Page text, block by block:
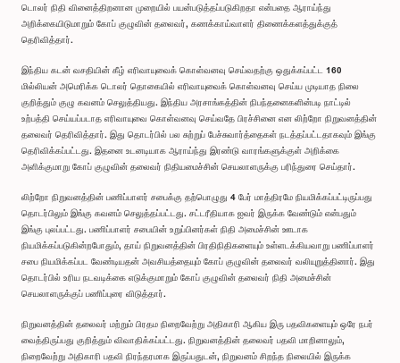
டொலர் நிதி வினைத்திறனான முறையில் பயன்படுத்தப்படுகிறதா என்பதை ஆராய்ந்து
அறிக்கையிடுமாறும் கோப் குழுவின் தலைவர், கணக்காய்வாளர் திணைக்களத்துக்குத்
தெரிவித்தார்.
இந்திய கடன் வசதியின் கீழ் எரிவாயுவைக் கொள்வனவு செய்வதற்கு ஒதுக்கப்பட்ட 160
மில்லியன் அமெரிக்க டொலர் தொகையில் எரிவாயுவைக் கொள்வனவு செய்ய முடியாத நிலை
குறித்தும் குழு கவனம் செலுத்தியது. இந்திய அரசாங்கத்தின் நிபந்தனைகளின்படி நாட்டில்
உற்பத்தி செய்யப்படாத எரிவாயுவை கொள்வனவு செய்வதே பிரச்சினை என லிற்றோ நிறுவனத்தின்
தலைவர் தெரிவித்தார். இது தொடர்பில் பல சுற்றுப் பேச்சுவார்த்தைகள் நடத்தப்பட்டதாகவும் இங்கு
தெரிவிக்கப்பட்டது. இதனை உடனடியாக ஆராய்ந்து இரண்டு வாரங்களுக்குள் அறிக்கை
அளிக்குமாறு கோப் குழுவின் தலைவர் நிதியமைச்சின் செயலாளருக்கு பரிந்துரை செய்தார்.
லிற்றோ நிறுவனத்தின் பணிப்பாளர் சபைக்கு தற்பொழுது 4 பேர் மாத்திரமே நியமிக்கப்பட்டிருப்பது
தொடர்பிலும் இங்கு கவனம் செலுத்தப்பட்டது. சட்டரீதியாக ஐவர் இருக்க வேண்டும் என்பதும்
இங்கு புலப்பட்டது. பணிப்பாளர் சபையின் உறுப்பினர்கள் நிதி அமைச்சின் ஊடாக
நியமிக்கப்படுகின்றபோதும், தாய் நிறுவனத்தின் பிரதிநிதிகளையும் உள்ளடக்கியவாறு பணிப்பாளர்
சபை நியமிக்கப்பட வேண்டியதன் அவசியத்தையும் கோப் குழுவின் தலைவர் வலியுறுத்தினார். இது
தொடர்பில் உரிய நடவடிக்கை எடுக்குமாறும் கோப் குழுவின் தலைவர் நிதி அமைச்சின்
செயலாளருக்குப் பணிப்புரை விடுத்தார்.
நிறுவனத்தின் தலைவர் மற்றும் பிரதம நிறைவேற்று அதிகாரி ஆகிய இரு பதவிகளையும் ஒரே நபர்
வைத்திருப்பது குறித்தும் விவாதிக்கப்பட்டது. நிறுவனத்தின் தலைவர் பதவி மாறினாலும்,
நிறைவேற்று அதிகாரி பதவி நிரந்தரமாக இருப்பதுடன், நிறுவனம் சிறந்த நிலையில் இருக்க